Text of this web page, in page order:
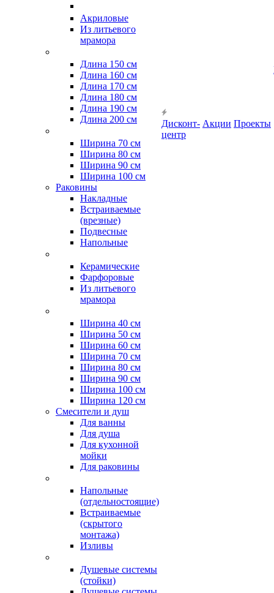
Акриловые
Из литьевого
мрамора
Длина 150 см
Длина 160 см
Длина 170 см
Длина 180 см
Длина 190 см
Длина 200 см
Ширина 70 см
Ширина 80 см
Ширина 90 см
Ширина 100 см
Раковины
Накладные
Встраиваемые
(врезные)
Подвесные
Напольные
Керамические
Фарфоровые
Из литьевого
мрамора
Ширина 40 см
Ширина 50 см
Ширина 60 см
Ширина 70 см
Ширина 80 см
Ширина 90 см
Ширина 100 см
Ширина 120 см
Смесители и душ
Для ванны
Для душа
Для кухонной
мойки
Для раковины
Напольные
(отдельностоящие)
Встраиваемые
(скрытого
монтажа)
Изливы
Душевые системы
(стойки)
Дисконт-
центр
Акции Проекты